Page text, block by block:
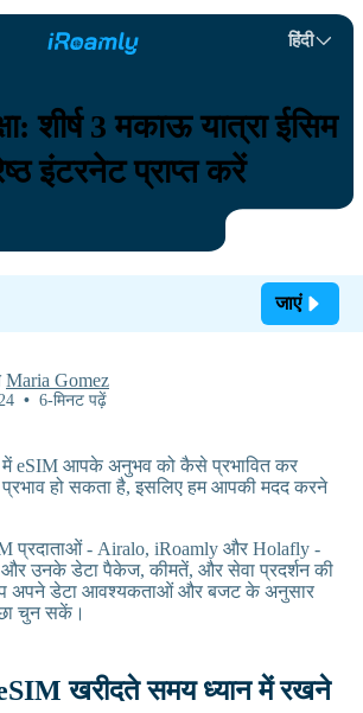
हिंदी
शीर्ष 3 मकाऊ यात्रा ईसिम
इंटरनेट प्राप्त करें
जाएं
Maria Gomez
• 6-मिनट पढ़ें
में eSIM आपके अनुभव को कैसे प्रभावित कर
हो सकता है, इसलिए हम आपकी मदद करने
प्रदाताओं - Airalo, iRoamly और Holafly -
और उनके डेटा पैकेज, कीमतें, और सेवा प्रदर्शन की
अपने डेटा आवश्यकताओं और बजट के अनुसार
चुन सकें।
eSIM खरीदते समय ध्यान में रखने